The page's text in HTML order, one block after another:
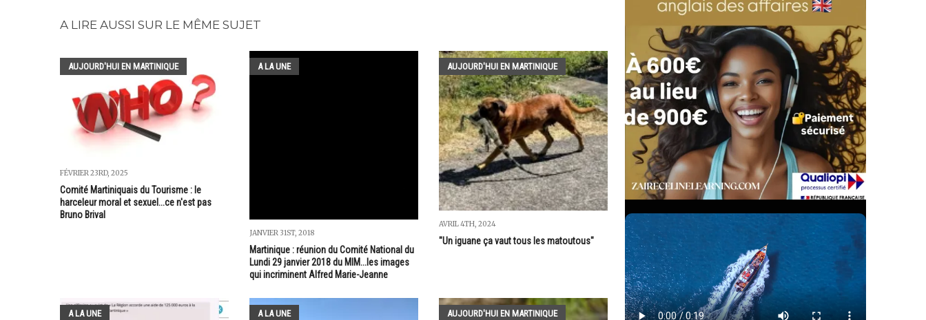
A LIRE AUSSI SUR LE MÊME SUJET
AUJOURD'HUI EN MARTINIQUE
FÉVRIER 23RD, 2025
Comité Martiniquais du Tourisme : le
harceleur moral et sexuel...ce n'est pas
Bruno Brival
A LA UNE
JANVIER 31ST, 2018
Martinique : réunion du Comité National du
Lundi 29 janvier 2018 du MIM...les images
qui incriminent Alfred Marie-Jeanne
AUJOURD'HUI EN MARTINIQUE
AVRIL 4TH, 2024
"Un iguane ça vaut tous les matoutous"
A LA UNE A LA UNE AUJOURD'HUI EN MARTINIQUE